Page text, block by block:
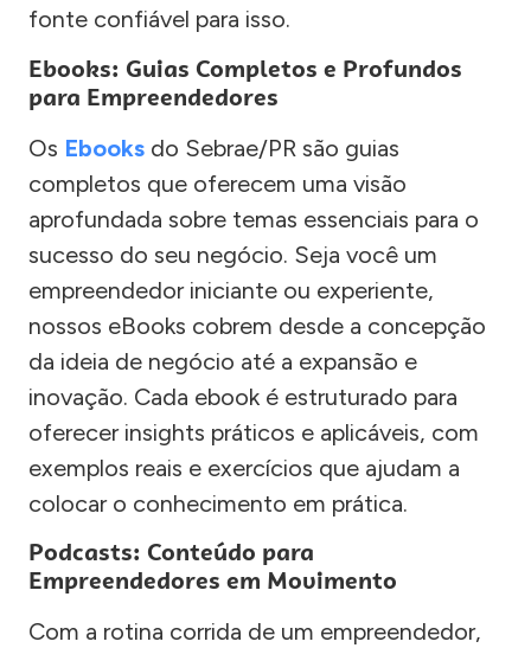
fonte confiável para isso.
Ebooks: Guias Completos e Profundos
para Empreendedores
Os Ebooks do Sebrae/PR são guias
completos que oferecem uma visão
aprofundada sobre temas essenciais para o
sucesso do seu negócio. Seja você um
empreendedor iniciante ou experiente,
nossos eBooks cobrem desde a concepção
da ideia de negócio até a expansão e
inovação. Cada ebook é estruturado para
oferecer insights práticos e aplicáveis, com
exemplos reais e exercícios que ajudam a
colocar o conhecimento em prática.
Podcasts: Conteúdo para
Empreendedores em Movimento
Com a rotina corrida de um empreendedor,